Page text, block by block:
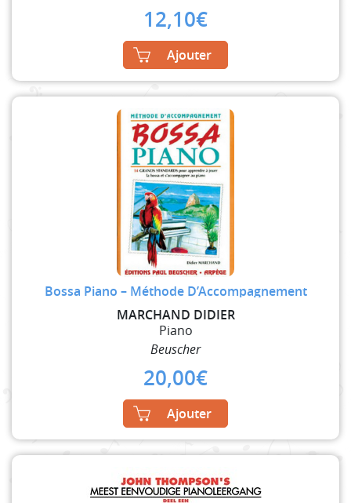
12,10€
Ajouter
Bossa Piano – Méthode D’Accompagnement
MARCHAND DIDIER
Piano
Beuscher
20,00€
Ajouter